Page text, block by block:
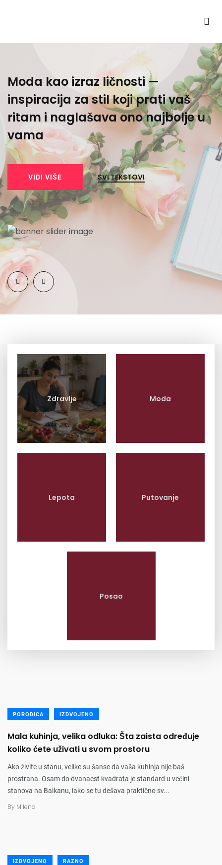
Moda kao izraz ličnosti —
inspiracija za stil koji prati vaš
ritam i naglašava ono najbolje u
vama
VIDI VIŠE SVI TEKSTOVI
Zdravlje Moda
Lepota Putovanje
Posao
PORODICA IZDVOJENO
Mala kuhinja, velika odluka: Šta zaista određuje
koliko ćete uživati u svom prostoru
Ako živite u stanu, velike su šanse da vaša kuhinja nije baš
prostrana. Osam do dvanaest kvadrata je standard u većini
stanova na Balkanu, iako se tu dešava praktično sv...
By Milena
IZDVOJENO RAZNO